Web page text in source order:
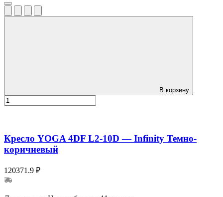
В корзину
Кресло YOGA 4DF L2-10D — Infinity Темно-
коричневый
120371.9 ₽